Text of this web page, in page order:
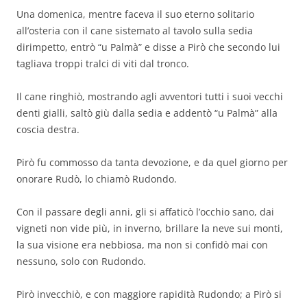
Una domenica, mentre faceva il suo eterno solitario
all’osteria con il cane sistemato al tavolo sulla sedia
dirimpetto, entrò “u Palmà” e disse a Pirò che secondo lui
tagliava troppi tralci di viti dal tronco.
Il cane ringhiò, mostrando agli avventori tutti i suoi vecchi
denti gialli, saltò giù dalla sedia e addentò “u Palmà” alla
coscia destra.
Pirò fu commosso da tanta devozione, e da quel giorno per
onorare Rudò, lo chiamò Rudondo.
Con il passare degli anni, gli si affaticò l’occhio sano, dai
vigneti non vide più, in inverno, brillare la neve sui monti,
la sua visione era nebbiosa, ma non si confidò mai con
nessuno, solo con Rudondo.
Pirò invecchiò, e con maggiore rapidità Rudondo; a Pirò si